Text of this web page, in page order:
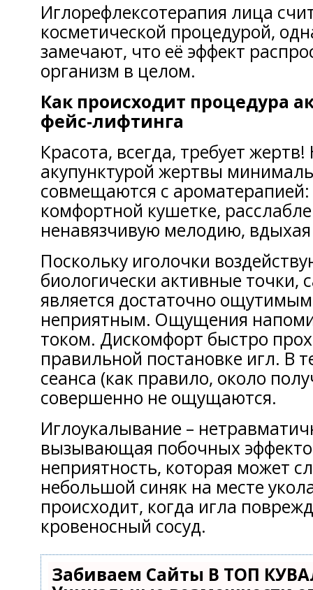
Иглорефлексотерапия лица
косметической процедурой,
замечают, что её эффект
организм в целом.
Как происходит процедура
фейс-лифтинга
Красота, всегда, требует жертв!
акупунктурой жертвы
совмещаются с
комфортной кушетке,
ненавязчивую мелодию,
Поскольку иголочки
биологически активные точки,
является достаточно
неприятным. Ощущения
током. Дискомфорт быстро
правильной постановке игл. В
сеанса (как правило, около
совершенно не ощущаются.
Иглоукалывание –
вызывающая побочных
неприятность, которая может
небольшой синяк на месте
происходит, когда игла
кровеносный сосуд.
Забиваем Сайты В ТОП